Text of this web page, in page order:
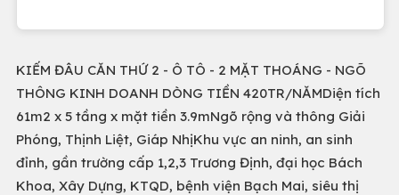
KIẾM ĐÂU CĂN THỨ 2 - Ô TÔ - 2 MẶT THOÁNG - NGÕ
THÔNG KINH DOANH DÒNG TIỀN 420TR/NĂMDiện tích
61m2 x 5 tầng x mặt tiền 3.9mNgõ rộng và thông Giải
Phóng, Thịnh Liệt, Giáp NhịKhu vực an ninh, an sinh
đỉnh, gần trường cấp 1,2,3 Trương Định, đại học Bách
Khoa, Xây Dựng, KTQD, bệnh viện Bạch Mai, siêu thị